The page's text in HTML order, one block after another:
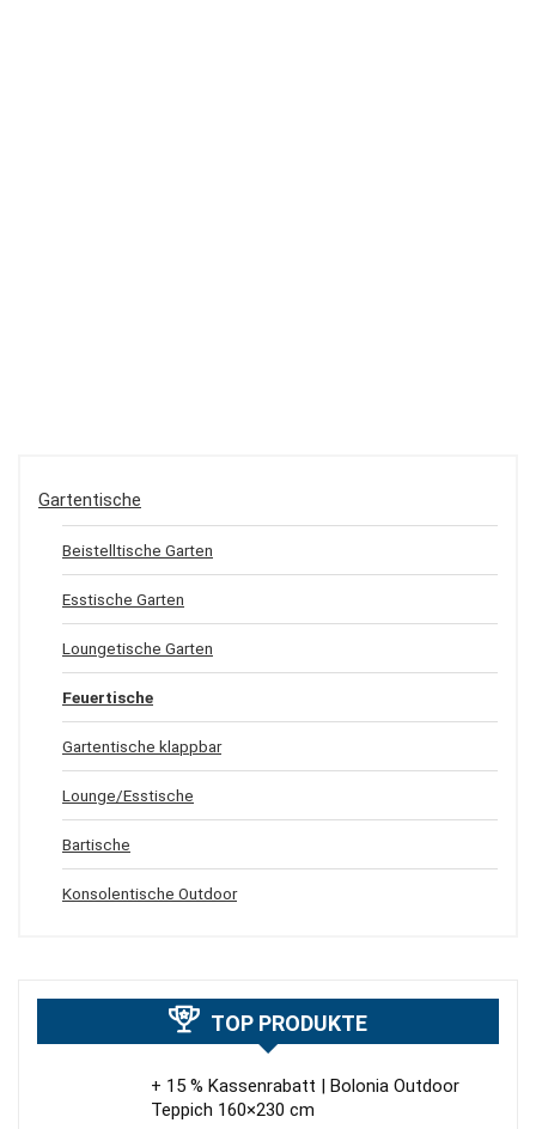
Gartentische
Beistelltische Garten
Esstische Garten
Loungetische Garten
Feuertische
Gartentische klappbar
Lounge/Esstische
Bartische
Konsolentische Outdoor
TOP PRODUKTE
+ 15 % Kassenrabatt | Bolonia Outdoor
Teppich 160×230 cm